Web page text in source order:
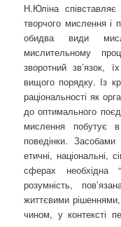
Н.Юліна співставляє
творчого мислення і
обидва види
мислительному
зворотний зв’язок,
вищого порядку. Із
раціональності як
до оптимального
мислення побутує
поведінки. Засобами
етичні, національні,
сферах необхідна
розумність,
життєвими
чином, у контексті